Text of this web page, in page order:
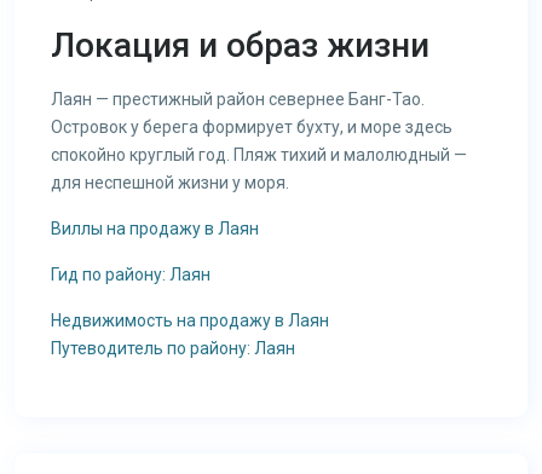
Локация и образ жизни
Лаян — престижный район севернее Банг-Тао.
Островок у берега формирует бухту, и море здесь
спокойно круглый год. Пляж тихий и малолюдный —
для неспешной жизни у моря.
Виллы на продажу в Лаян
Гид по району: Лаян
Недвижимость на продажу в Лаян
Путеводитель по району: Лаян